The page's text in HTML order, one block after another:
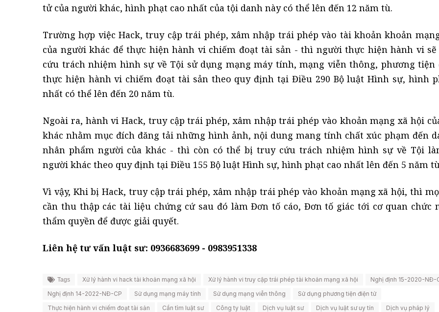
tử của người khác, hình phạt cao nhất của tội danh này có thể lên đến 12 năm tù.
Trường hợp việc Hack, truy cập trái phép, xâm nhập trái phép vào tài khoản khoản
của người khác để thực hiện hành vi chiếm đoạt tài sản - thì người thực hiện hành vi
cứu trách nhiệm hình sự về Tội sử dụng mạng máy tính, mạng viễn thông, phương tiện
thực hiện hành vi chiếm đoạt tài sản theo quy định tại Điều 290 Bộ luật Hình sự, hình
nhất có thể lên đến 20 năm tù.
Ngoài ra, hành vi Hack, truy cập trái phép, xâm nhập trái phép vào khoản mạng xã hội
khác nhằm mục đích đăng tải những hình ảnh, nội dung mang tính chất xúc phạm đến
nhân phẩm người của khác - thì còn có thể bị truy cứu trách nhiệm hình sự về Tội
người khác theo quy định tại Điều 155 Bộ luật Hình sự, hình phạt cao nhất lên đến 5 năm
Vì vậy, Khi bị Hack, truy cập trái phép, xâm nhập trái phép vào khoản mạng xã hội, thì
cần thu thập các tài liệu chứng cứ sau đó làm Đơn tố cáo, Đơn tố giác tới cơ quan chức
thẩm quyền để được giải quyết.
Liên hệ tư vấn luật sư: 0936683699 - 0983951338
Tags Xử lý hành vi hack tài khoản mạng xã hội Xử lý hành vi truy cập trái phép tài khoản mạng xã hội
Nghị định 15-2020-NĐ-
Nghị định 14-2022-NĐ-CP
Sử dụng mạng máy tính Sử dụng mạng viễn thông
Sử dụng phương tiện điện tử
Thực hiện hành vi chiếm đoạt tài sản
Cần tìm luật sư Công ty luật Dịch vụ luật sư Dịch vụ luật sư uy tín
Dịch vụ pháp lý